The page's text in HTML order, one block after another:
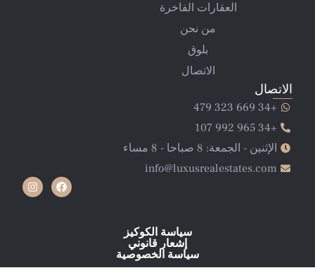
العقارات الفاخرة
من نحن
بلوق
الاتصال
الاتصال
+34 669 323 479
+34 965 992 107
الإثنين - الجمعة: 8 صباحا - 8 مساء
info@luxusrealestates.com
سياسة الكوكيز
إشعار قانوني
سياسة الخصوصية